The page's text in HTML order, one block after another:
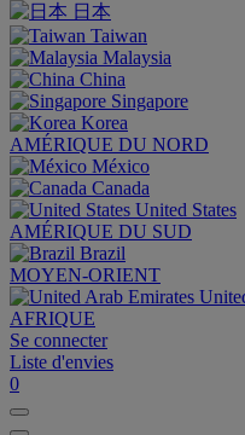
日本
Taiwan
Malaysia
China
Singapore
Korea
AMÉRIQUE DU NORD
México
Canada
United States
AMÉRIQUE DU SUD
Brazil
MOYEN-ORIENT
AFRIQUE
Se connecter
Liste d'envies
0